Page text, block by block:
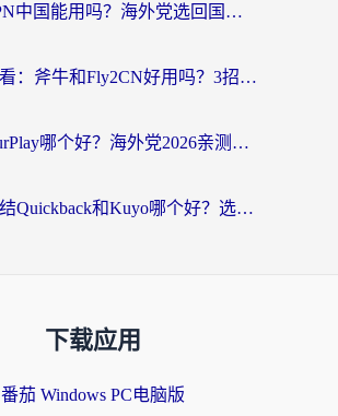
Proton VPN中国能用吗？海外党选回国加速器的避坑指南（附番茄加速器实测）
海外党必看：斧牛和Fly2CN好用吗？3招教你选对回国加速器（附免费试用攻略）
斧牛和OurPlay哪个好？海外党2026亲测：选对加速器，国内资源秒加载
海外党纠结Quickback和Kuyo哪个好？选对回国加速器才能无缝刷国内资源
下载应用
番茄 Windows PC电脑版